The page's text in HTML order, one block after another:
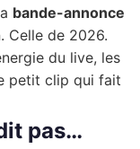
bande-annonce
Celle de 2026.
du live, les
petit clip qui fait
pas…